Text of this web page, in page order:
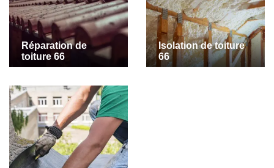
Réparation de
toiture 66
Isolation de toiture
66